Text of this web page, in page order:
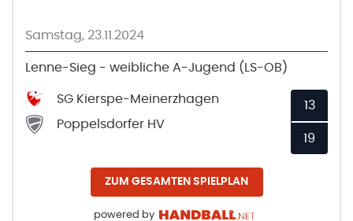
Samstag, 23.11.2024
Lenne-Sieg - weibliche A-Jugend (LS-OB)
SG Kierspe-Meinerzhagen
Poppelsdorfer HV
13
19
ZUM GESAMTEN SPIELPLAN
powered by